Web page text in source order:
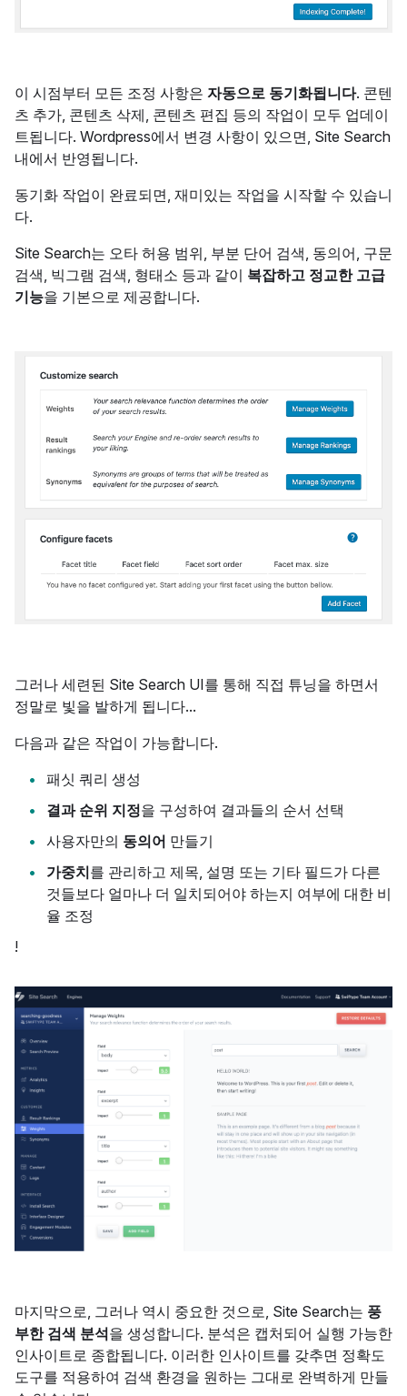
이 시점부터 모든 조정 사항은 자동으로 동기화됩니다. 콘텐
츠 추가, 콘텐츠 삭제, 콘텐츠 편집 등의 작업이 모두 업데이
트됩니다. Wordpress에서 변경 사항이 있으면, Site Search
내에서 반영됩니다.
동기화 작업이 완료되면, 재미있는 작업을 시작할 수 있습니
다.
Site Search는 오타 허용 범위, 부분 단어 검색, 동의어, 구문
검색, 빅그램 검색, 형태소 등과 같이 복잡하고 정교한 고급
기능을 기본으로 제공합니다.
그러나 세련된 Site Search UI를 통해 직접 튜닝을 하면서
정말로 빛을 발하게 됩니다...
다음과 같은 작업이 가능합니다.
패싯 쿼리 생성
결과 순위 지정을 구성하여 결과들의 순서 선택
사용자만의 동의어 만들기
가중치를 관리하고 제목, 설명 또는 기타 필드가 다른
것들보다 얼마나 더 일치되어야 하는지 여부에 대한 비
율 조정
!
마지막으로, 그러나 역시 중요한 것으로, Site Search는 풍
부한 검색 분석을 생성합니다. 분석은 캡처되어 실행 가능한
인사이트로 종합됩니다. 이러한 인사이트를 갖추면 정확도
도구를 적용하여 검색 환경을 원하는 그대로 완벽하게 만들